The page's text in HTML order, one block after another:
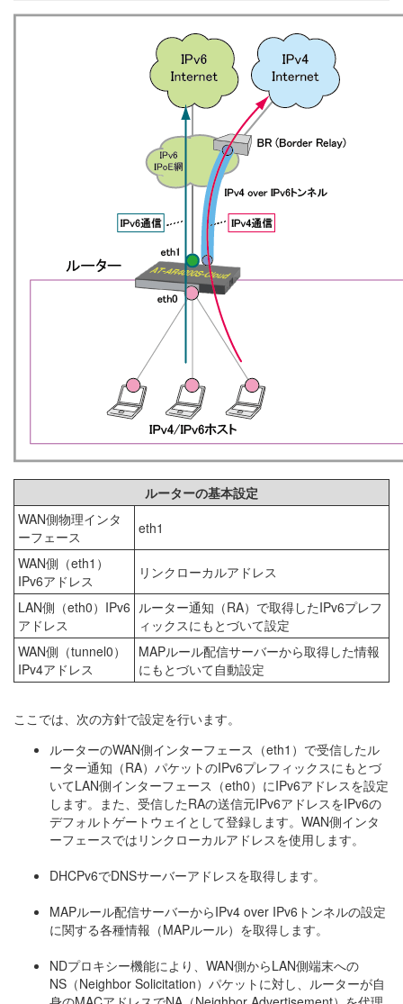
ルーターの基本設定
WAN側物理インタ
ーフェース
eth1
WAN側（eth1）
IPv6アドレス
リンクローカルアドレス
LAN側（eth0）IPv6
アドレス
ルーター通知（RA）で取得したIPv6プレフ
ィックスにもとづいて設定
WAN側（tunnel0）
IPv4アドレス
MAPルール配信サーバーから取得した情報
にもとづいて自動設定
ここでは、次の方針で設定を行います。
ルーターのWAN側インターフェース（eth1）で受信したル
ーター通知（RA）パケットのIPv6プレフィックスにもとづ
いてLAN側インターフェース（eth0）にIPv6アドレスを設定
します。また、受信したRAの送信元IPv6アドレスをIPv6の
デフォルトゲートウェイとして登録します。WAN側インタ
ーフェースではリンクローカルアドレスを使用します。
DHCPv6でDNSサーバーアドレスを取得します。
MAPルール配信サーバーからIPv4 over IPv6トンネルの設定
に関する各種情報（MAPルール）を取得します。
NDプロキシー機能により、WAN側からLAN側端末への
NS（Neighbor Solicitation）パケットに対し、ルーターが自